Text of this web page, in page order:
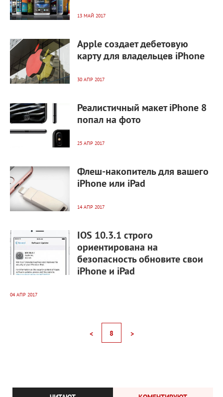
13 МАЙ 2017
Apple создает дебетовую
карту для владельцев iPhone
30 АПР 2017
Реалистичный макет iPhone 8
попал на фото
25 АПР 2017
Флеш-накопитель для вашего
iPhone или iPad
14 АПР 2017
IOS 10.3.1 строго
ориентирована на
безопасность обновите свои
iPhone и iPad
04 АПР 2017
< 8 >